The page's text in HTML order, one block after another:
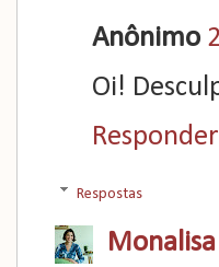
Anônimo
Oi!
Responder
Respostas